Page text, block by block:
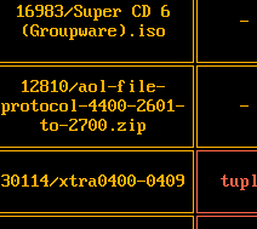
16983/Super CD 6
(Groupware).iso
-
12810/aol-file-
protocol-4400-2601-
to-2700.zip
-
30114/xtra0400-0409